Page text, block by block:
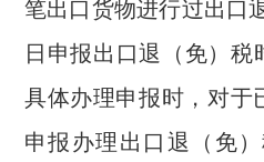
笔出口货物进行过出口
日申报出口退（免）
具体办理申报时，对于
申报办理出口退（免